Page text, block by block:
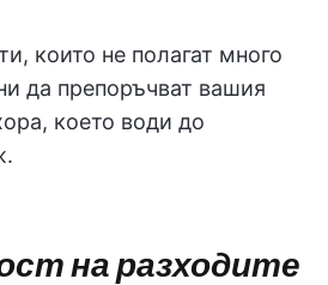
които не полагат много
да препоръчват вашия
което води до
на разходите